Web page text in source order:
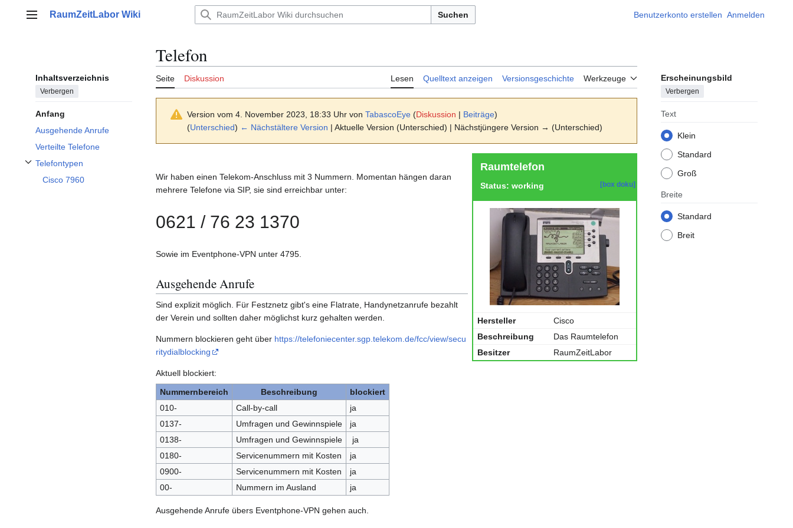
Hauptmenü
RaumZeitLabor Wiki Suchen Benutzerkonto erstellen Anmelden
Inhaltsverzeichnis
Verbergen
Anfang
Ausgehende Anrufe
Verteilte Telefone
Telefontypen
Unterabschnitt Telefontypen umschalten
Cisco 7960
Telefon
Seite Diskussion Lesen Quelltext anzeigen Versionsgeschichte Werkzeuge Erscheinungsbild
Verbergen
Text
Klein
Standard
Groß
Breite
Standard
Breit
Version vom 4. November 2023, 18:33 Uhr von TabascoEye (Diskussion | Beiträge)
(Unterschied) ← Nächstältere Version | Aktuelle Version (Unterschied) | Nächstjüngere Version → (Unterschied)
Raumtelefon
Status: working [box doku]
Hersteller
Cisco
Beschreibung
Das Raumtelefon
Besitzer
RaumZeitLabor
Wir haben einen Telekom-Anschluss mit 3 Nummern. Momentan hängen daran
mehrere Telefone via SIP, sie sind erreichbar unter:
0621 / 76 23 1370
Sowie im Eventphone-VPN unter 4795.
Ausgehende Anrufe
Sind explizit möglich. Für Festznetz gibt's eine Flatrate, Handynetzanrufe bezahlt
der Verein und sollten daher möglichst kurz gehalten werden.
Nummern blockieren geht über https://telefoniecenter.sgp.telekom.de/fcc/view/secu
ritydialblocking
Aktuell blockiert:
Nummernbereich
Beschreibung
blockiert
010-
Call-by-call
ja
0137-
Umfragen und Gewinnspiele
ja
0138-
Umfragen und Gewinnspiele
ja
0180-
Servicenummern mit Kosten
ja
0900-
Servicenummern mit Kosten
ja
00-
Nummern im Ausland ja
Ausgehende Anrufe übers Eventphone-VPN gehen auch.